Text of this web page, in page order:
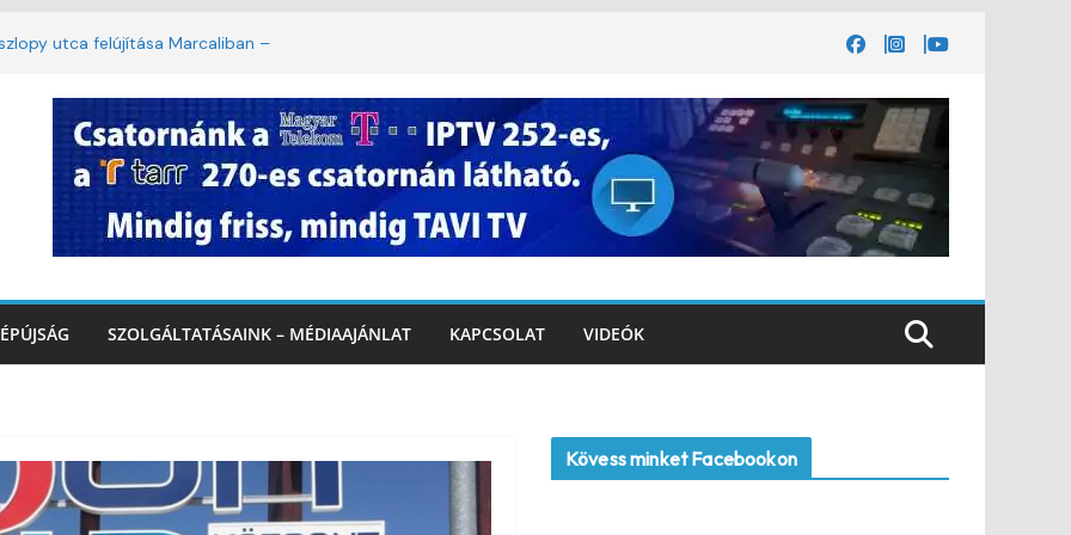
utca felújítása Marcaliban –
lakossági felháborodást váltott ki a
Marcaliban – VIDEÓ
– az első félidő végén
SZOLGÁLTATÁSAINK – MÉDIAAJÁNLAT KAPCSOLAT VIDEÓK
Kövess minket Facebookon